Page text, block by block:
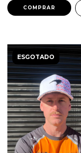
COMPRAR
ESGOTADO